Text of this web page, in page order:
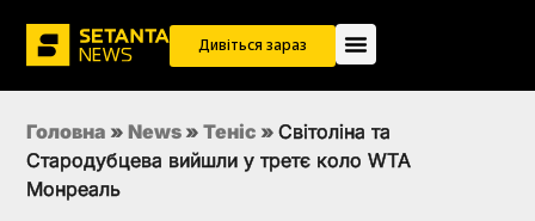
Дивіться зараз
Головна » News » Теніс » Світоліна та
Стародубцева вийшли у третє коло WTA
Монреаль